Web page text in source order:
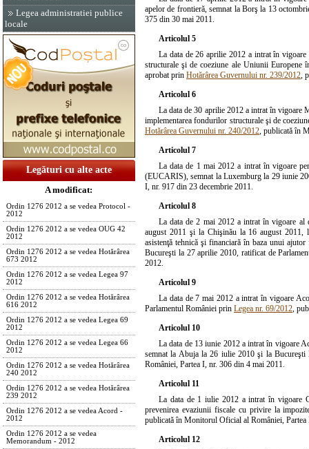
Legea administratiei publice
locale
Legături cu alte acte
A modificat:
Ordin 1276 2012 a se vedea Protocol -
2012
Ordin 1276 2012 a se vedea OUG 42
2012
Ordin 1276 2012 a se vedea Hotărârea
673 2012
Ordin 1276 2012 a se vedea Legea 97
2012
Ordin 1276 2012 a se vedea Hotărârea
616 2012
Ordin 1276 2012 a se vedea Legea 69
2012
Ordin 1276 2012 a se vedea Legea 66
2012
Ordin 1276 2012 a se vedea Hotărârea
240 2012
Ordin 1276 2012 a se vedea Hotărârea
239 2012
Ordin 1276 2012 a se vedea Acord -
2012
Ordin 1276 2012 a se vedea
Memorandum - 2012
apelor de frontieră, semnat la Borş la 13
375 din 30 mai 2011.
Articolul 5
La data de 26 aprilie 2012 a intrat în
structurale şi de coeziune ale Uniunii Europene
aprobat prin Hotărârea Guvernului nr. 239/2012 ,
Articolul 6
La data de 30 aprilie 2012 a intrat în vigoare
implementarea fondurilor structurale şi de
Hotărârea Guvernului nr. 240/2012 , publicată în
Articolul 7
La data de 1 mai 2012 a intrat în vigoare
(EUCARIS), semnat la Luxemburg la 29 iunie
I, nr. 917 din 23 decembrie 2011.
Articolul 8
La data de 2 mai 2012 a intrat în vigoare
august 2011 şi la Chişinău la 16 august
asistenţă tehnică şi financiară în baza unui
Bucureşti la 27 aprilie 2010, ratificat de
2012.
Articolul 9
La data de 7 mai 2012 a intrat în vigoare
Parlamentul României prin Legea nr. 69/2012 ,
Articolul 10
La data de 13 iunie 2012 a intrat în vigoare
semnat la Abuja la 26 iulie 2010 şi la
României, Partea I, nr. 306 din 4 mai 2011.
Articolul 11
La data de 1 iulie 2012 a intrat în vigoare
prevenirea evaziunii fiscale cu privire la
publicată în Monitorul Oficial al României,
Articolul 12